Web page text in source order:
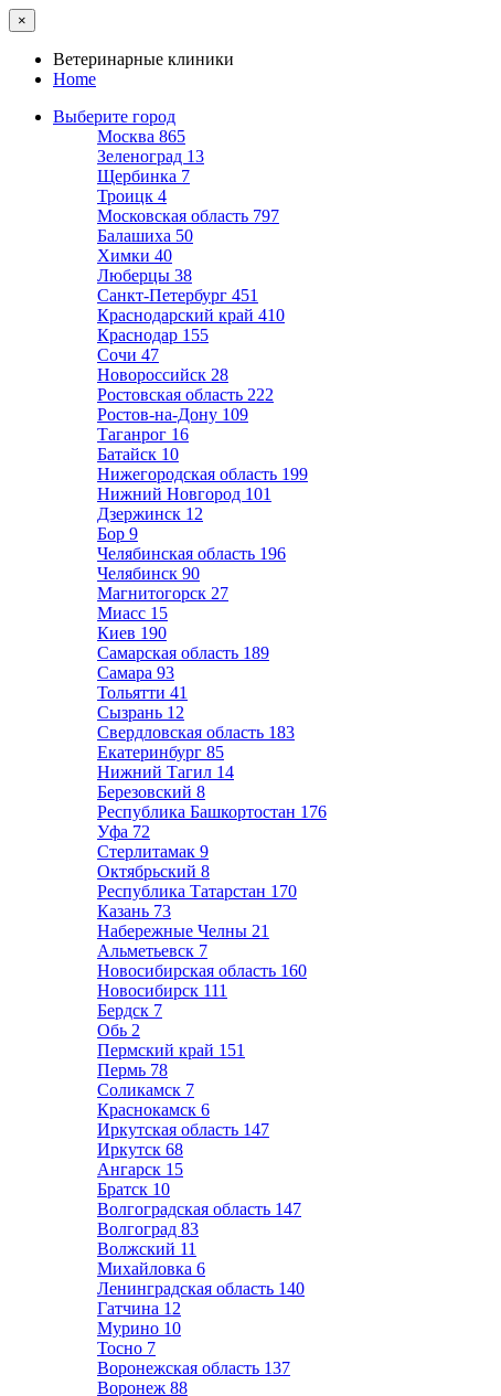
×
Ветеринарные клиники
Home
Выберите город
Москва 865
Зеленоград 13
Щербинка 7
Троицк 4
Московская область 797
Балашиха 50
Химки 40
Люберцы 38
Санкт-Петербург 451
Краснодарский край 410
Краснодар 155
Сочи 47
Новороссийск 28
Ростовская область 222
Ростов-на-Дону 109
Таганрог 16
Батайск 10
Нижегородская область 199
Нижний Новгород 101
Дзержинск 12
Бор 9
Челябинская область 196
Челябинск 90
Магнитогорск 27
Миасс 15
Киев 190
Самарская область 189
Самара 93
Тольятти 41
Сызрань 12
Свердловская область 183
Екатеринбург 85
Нижний Тагил 14
Березовский 8
Республика Башкортостан 176
Уфа 72
Стерлитамак 9
Октябрьский 8
Республика Татарстан 170
Казань 73
Набережные Челны 21
Альметьевск 7
Новосибирская область 160
Новосибирск 111
Бердск 7
Обь 2
Пермский край 151
Пермь 78
Соликамск 7
Краснокамск 6
Иркутская область 147
Иркутск 68
Ангарск 15
Братск 10
Волгоградская область 147
Волгоград 83
Волжский 11
Михайловка 6
Ленинградская область 140
Гатчина 12
Мурино 10
Тосно 7
Воронежская область 137
Воронеж 88